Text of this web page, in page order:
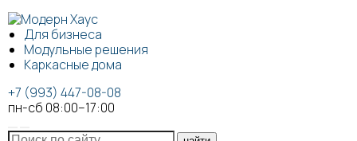
Для бизнеса
Модульные решения
Каркасные дома
+7 (993) 447-08-08
пн-сб 08:00–17:00